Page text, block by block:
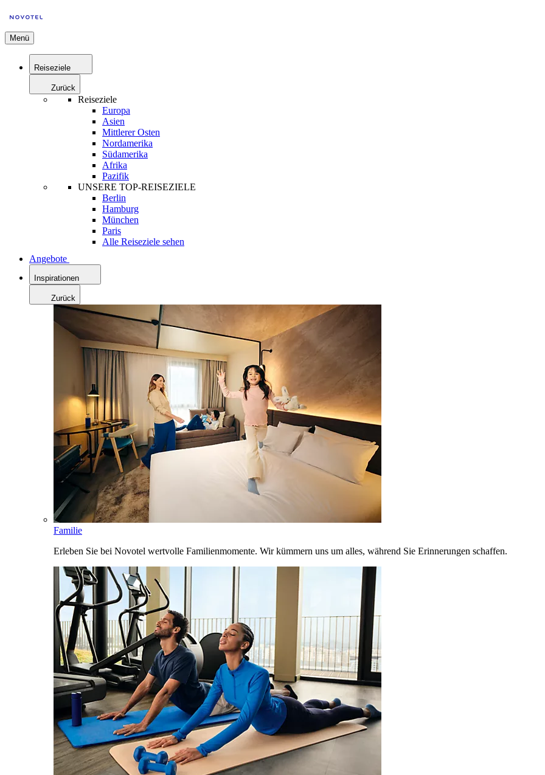
Menü
Reiseziele
Zurück
Reiseziele
Europa
Asien
Mittlerer Osten
Nordamerika
Südamerika
Afrika
Pazifik
UNSERE TOP-REISEZIELE
Berlin
Hamburg
München
Paris
Alle Reiseziele sehen
Angebote
Inspirationen
Zurück
Familie
Erleben Sie bei Novotel wertvolle Familienmomente. Wir kümmern uns um alles, während Sie Erinnerungen schaffen.